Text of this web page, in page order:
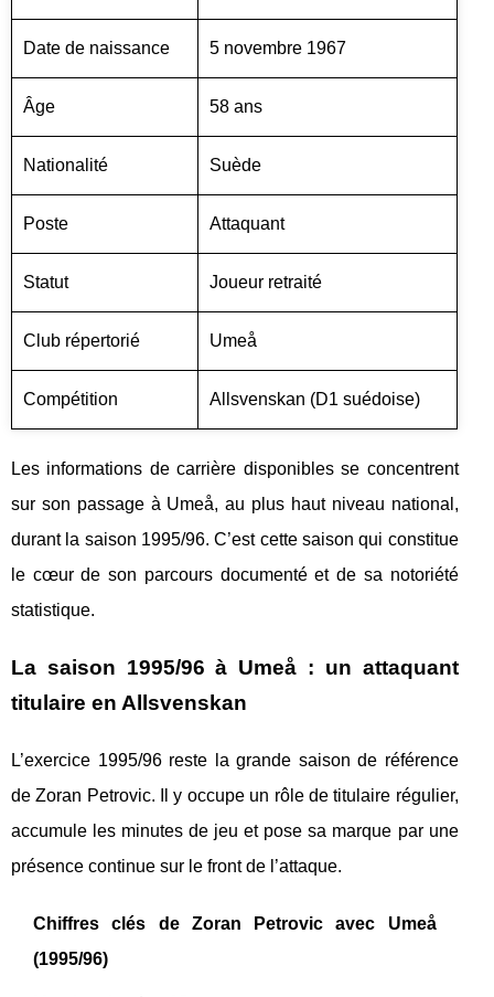
Date de naissance 5 novembre 1967
Âge 58 ans
Nationalité Suède
Poste Attaquant
Statut Joueur retraité
Club répertorié Umeå
Compétition Allsvenskan (D1 suédoise)
Les informations de carrière disponibles se concentrent
sur son passage à Umeå, au plus haut niveau national,
durant la saison 1995/96. C’est cette saison qui constitue
le cœur de son parcours documenté et de sa notoriété
statistique.
La saison 1995/96 à Umeå : un attaquant
titulaire en Allsvenskan
L’exercice 1995/96 reste la grande saison de référence
de Zoran Petrovic. Il y occupe un rôle de titulaire régulier,
accumule les minutes de jeu et pose sa marque par une
présence continue sur le front de l’attaque.
Chiffres clés de Zoran Petrovic avec Umeå
(1995/96)